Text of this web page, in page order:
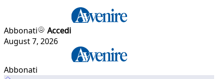
Abbonati
Accedi
August 7, 2026
Abbonati